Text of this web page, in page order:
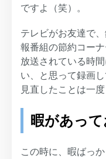
ですよ（笑）。
テレビがお友達で
報番組の節約コーナ
放送されている時
い、と思って録画し
見直したことは一
暇があっ
この時に、暇ばっ